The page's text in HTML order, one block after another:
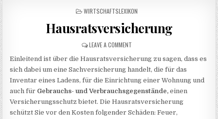
POSTED IN
WIRTSCHAFTSLEXIKON
Hausratsversicherung
LEAVE A COMMENTON HAUSRATSVERSICHERUNG
Einleitend ist über die Hausratsversicherung zu sagen, dass es
sich dabei um eine Sachversicherung handelt, die für das
Inventar eines Ladens, für die Einrichtung einer Wohnung und
auch für Gebrauchs- und Verbrauchsgegenstände, einen
Versicherungsschutz bietet. Die Hausratsversicherung
schützt Sie vor den Kosten folgender Schäden: Feuer,